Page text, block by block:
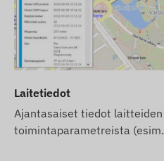
Käyttöehdot
Laitteen normaali
omistajan puhelimen
Toiminta-alue
Laitetiedot
Ajantasaiset tiedot
toimintaparametreista